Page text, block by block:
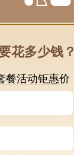
花多少钱？
餐活动钜惠价